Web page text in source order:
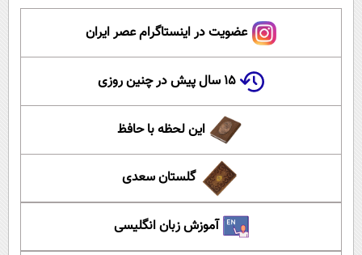
عضویت در اینستاگرام عصر ایران
۱۵ سال پیش در چنین روزی
این لحظه با حافظ
گلستان سعدی
آموزش زبان انگلیسی